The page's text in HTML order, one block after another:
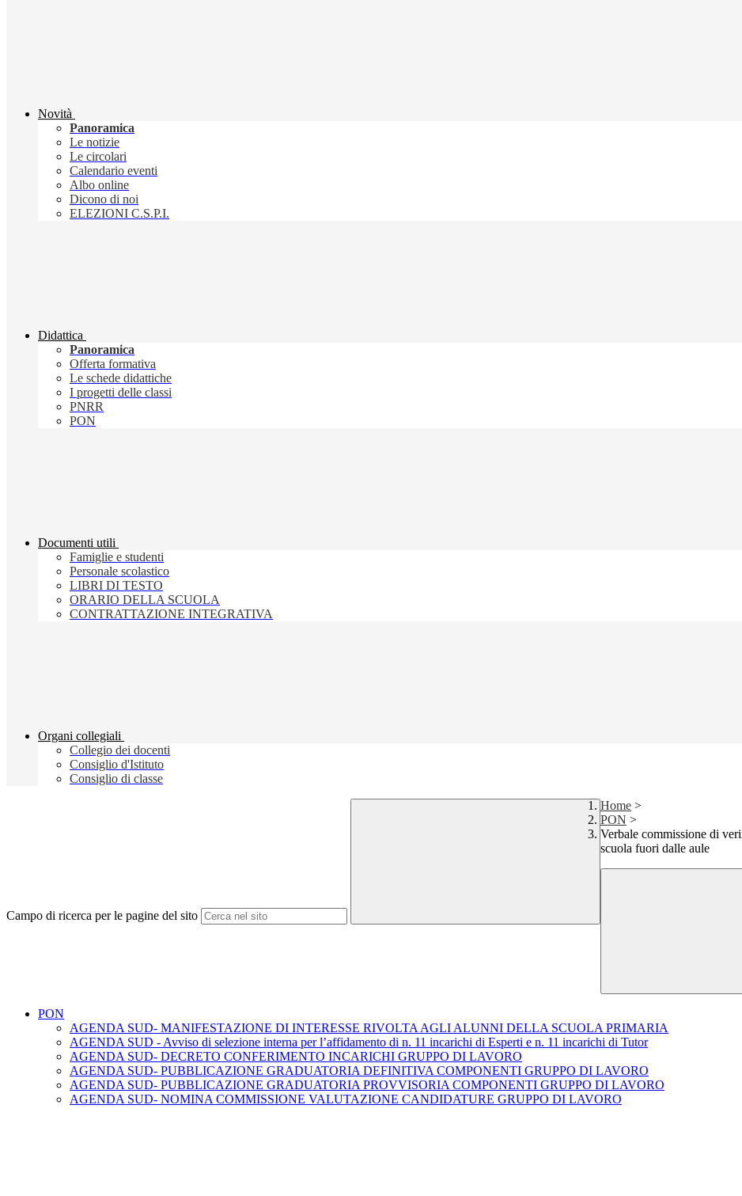
Novità
Panoramica
Le notizie
Le circolari
Calendario eventi
Albo online
Dicono di noi
ELEZIONI C.S.P.I.
Didattica
Panoramica
Offerta formativa
Le schede didattiche
I progetti delle classi
PNRR
PON
Documenti utili
Famiglie e studenti
Personale scolastico
LIBRI DI TESTO
ORARIO DELLA SCUOLA
CONTRATTAZIONE INTEGRATIVA
Organi collegiali
Collegio dei docenti
Consiglio d'Istituto
Consiglio di classe
Campo di ricerca per le pagine del sito
Home >
PON >
Verbale commissione di
scuola fuori dalle aule
PON
AGENDA SUD- MANIFESTAZIONE DI INTERESSE RIVOLTA AGLI ALUNNI DELLA SCUOLA PRIMARIA
AGENDA SUD - Avviso di selezione interna per l’affidamento di n. 11 incarichi di Esperti e n. 11 incarichi di Tutor
AGENDA SUD- DECRETO CONFERIMENTO INCARICHI GRUPPO DI LAVORO
AGENDA SUD- PUBBLICAZIONE GRADUATORIA DEFINITIVA COMPONENTI GRUPPO DI LAVORO
AGENDA SUD- PUBBLICAZIONE GRADUATORIA PROVVISORIA COMPONENTI GRUPPO DI LAVORO
AGENDA SUD- NOMINA COMMISSIONE VALUTAZIONE CANDIDATURE GRUPPO DI LAVORO